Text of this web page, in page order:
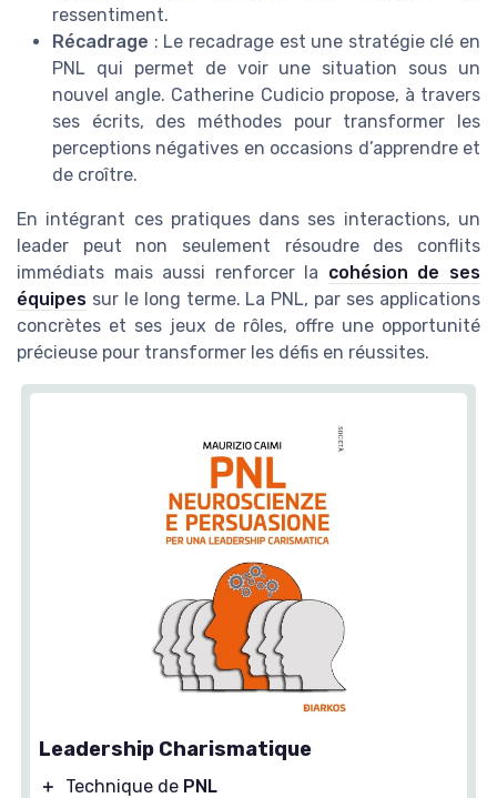
ressentiment.
Récadrage : Le recadrage est une stratégie clé en
PNL qui permet de voir une situation sous un
nouvel angle. Catherine Cudicio propose, à travers
ses écrits, des méthodes pour transformer les
perceptions négatives en occasions d’apprendre et
de croître.
En intégrant ces pratiques dans ses interactions, un
leader peut non seulement résoudre des conflits
immédiats mais aussi renforcer la cohésion de ses
équipes sur le long terme. La PNL, par ses applications
concrètes et ses jeux de rôles, offre une opportunité
précieuse pour transformer les défis en réussites.
Leadership Charismatique
＋ Technique de PNL